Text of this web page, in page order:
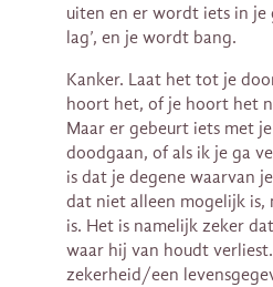
uiten en er wordt iets in je
lag’, en je wordt bang.
Kanker. Laat het tot je
hoort het, of je hoort het
Maar er gebeurt iets met
doodgaan, of als ik je ga
is dat je degene waarvan
dat niet alleen mogelijk is,
is. Het is namelijk zeker
waar hij van houdt
zekerheid/een